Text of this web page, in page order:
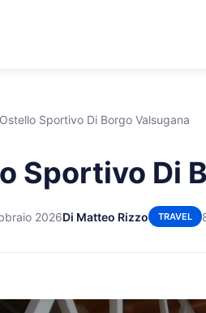
Ostello Sportivo Di Borgo Valsugana
Sportivo Di
2026Di Matteo Rizzo TRAVEL